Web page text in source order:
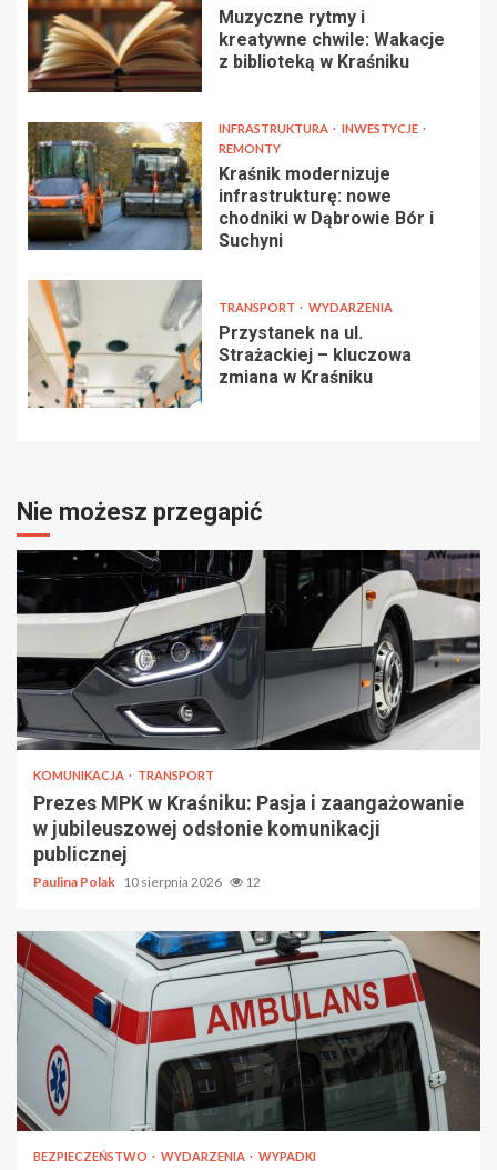
Muzyczne rytmy i
kreatywne chwile: Wakacje
z biblioteką w Kraśniku
INFRASTRUKTURA
INWESTYCJE
REMONTY
Kraśnik modernizuje
infrastrukturę: nowe
chodniki w Dąbrowie Bór i
Suchyni
TRANSPORT WYDARZENIA
Przystanek na ul.
Strażackiej – kluczowa
zmiana w Kraśniku
Nie możesz przegapić
KOMUNIKACJA TRANSPORT
Prezes MPK w Kraśniku: Pasja i zaangażowanie
w jubileuszowej odsłonie komunikacji
publicznej
Paulina Polak 10 sierpnia 2026 12
BEZPIECZEŃSTWO WYDARZENIA WYPADKI